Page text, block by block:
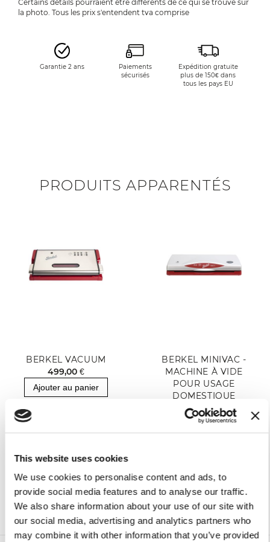
This website uses cookies
We use cookies to personalise content and ads, to
provide social media features and to analyse our traffic.
We also share information about your use of our site with
our social media, advertising and analytics partners who
may combine it with other information that you’ve provided
Certains détails pourraient être différents de ce qui se trouve sur
la photo. Tous les prix s'entendent tva comprise
Garantie 2 ans
Paiements
sécurisés
Expédition gratuite
plus de 150€ dans
tous les pays EU
PRODUITS APPARENTÉS
BERKEL VACUUM
499,00 €
Ajouter au panier
BERKEL MINIVAC -
MACHINE À VIDE
POUR USAGE
DOMESTIQUE
209,00 €
Ajouter au panier